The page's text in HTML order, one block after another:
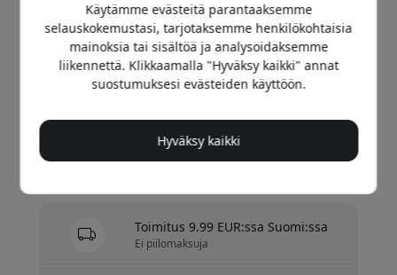
Suositeltava hinta
24.99 EUR
Osta nyt
Toimitus 9.99 EUR:ssa Suomi:ssa
Ei piilomaksuja
Käytämme evästeitä parantaaksemme
selauskokemustasi, tarjotaksemme henkilökohtaisia
mainoksia tai sisältöä ja analysoidaksemme
liikennettä. Klikkaamalla "Hyväksy kaikki" annat
suostumuksesi evästeiden käyttöön.
Hyväksy kaikki